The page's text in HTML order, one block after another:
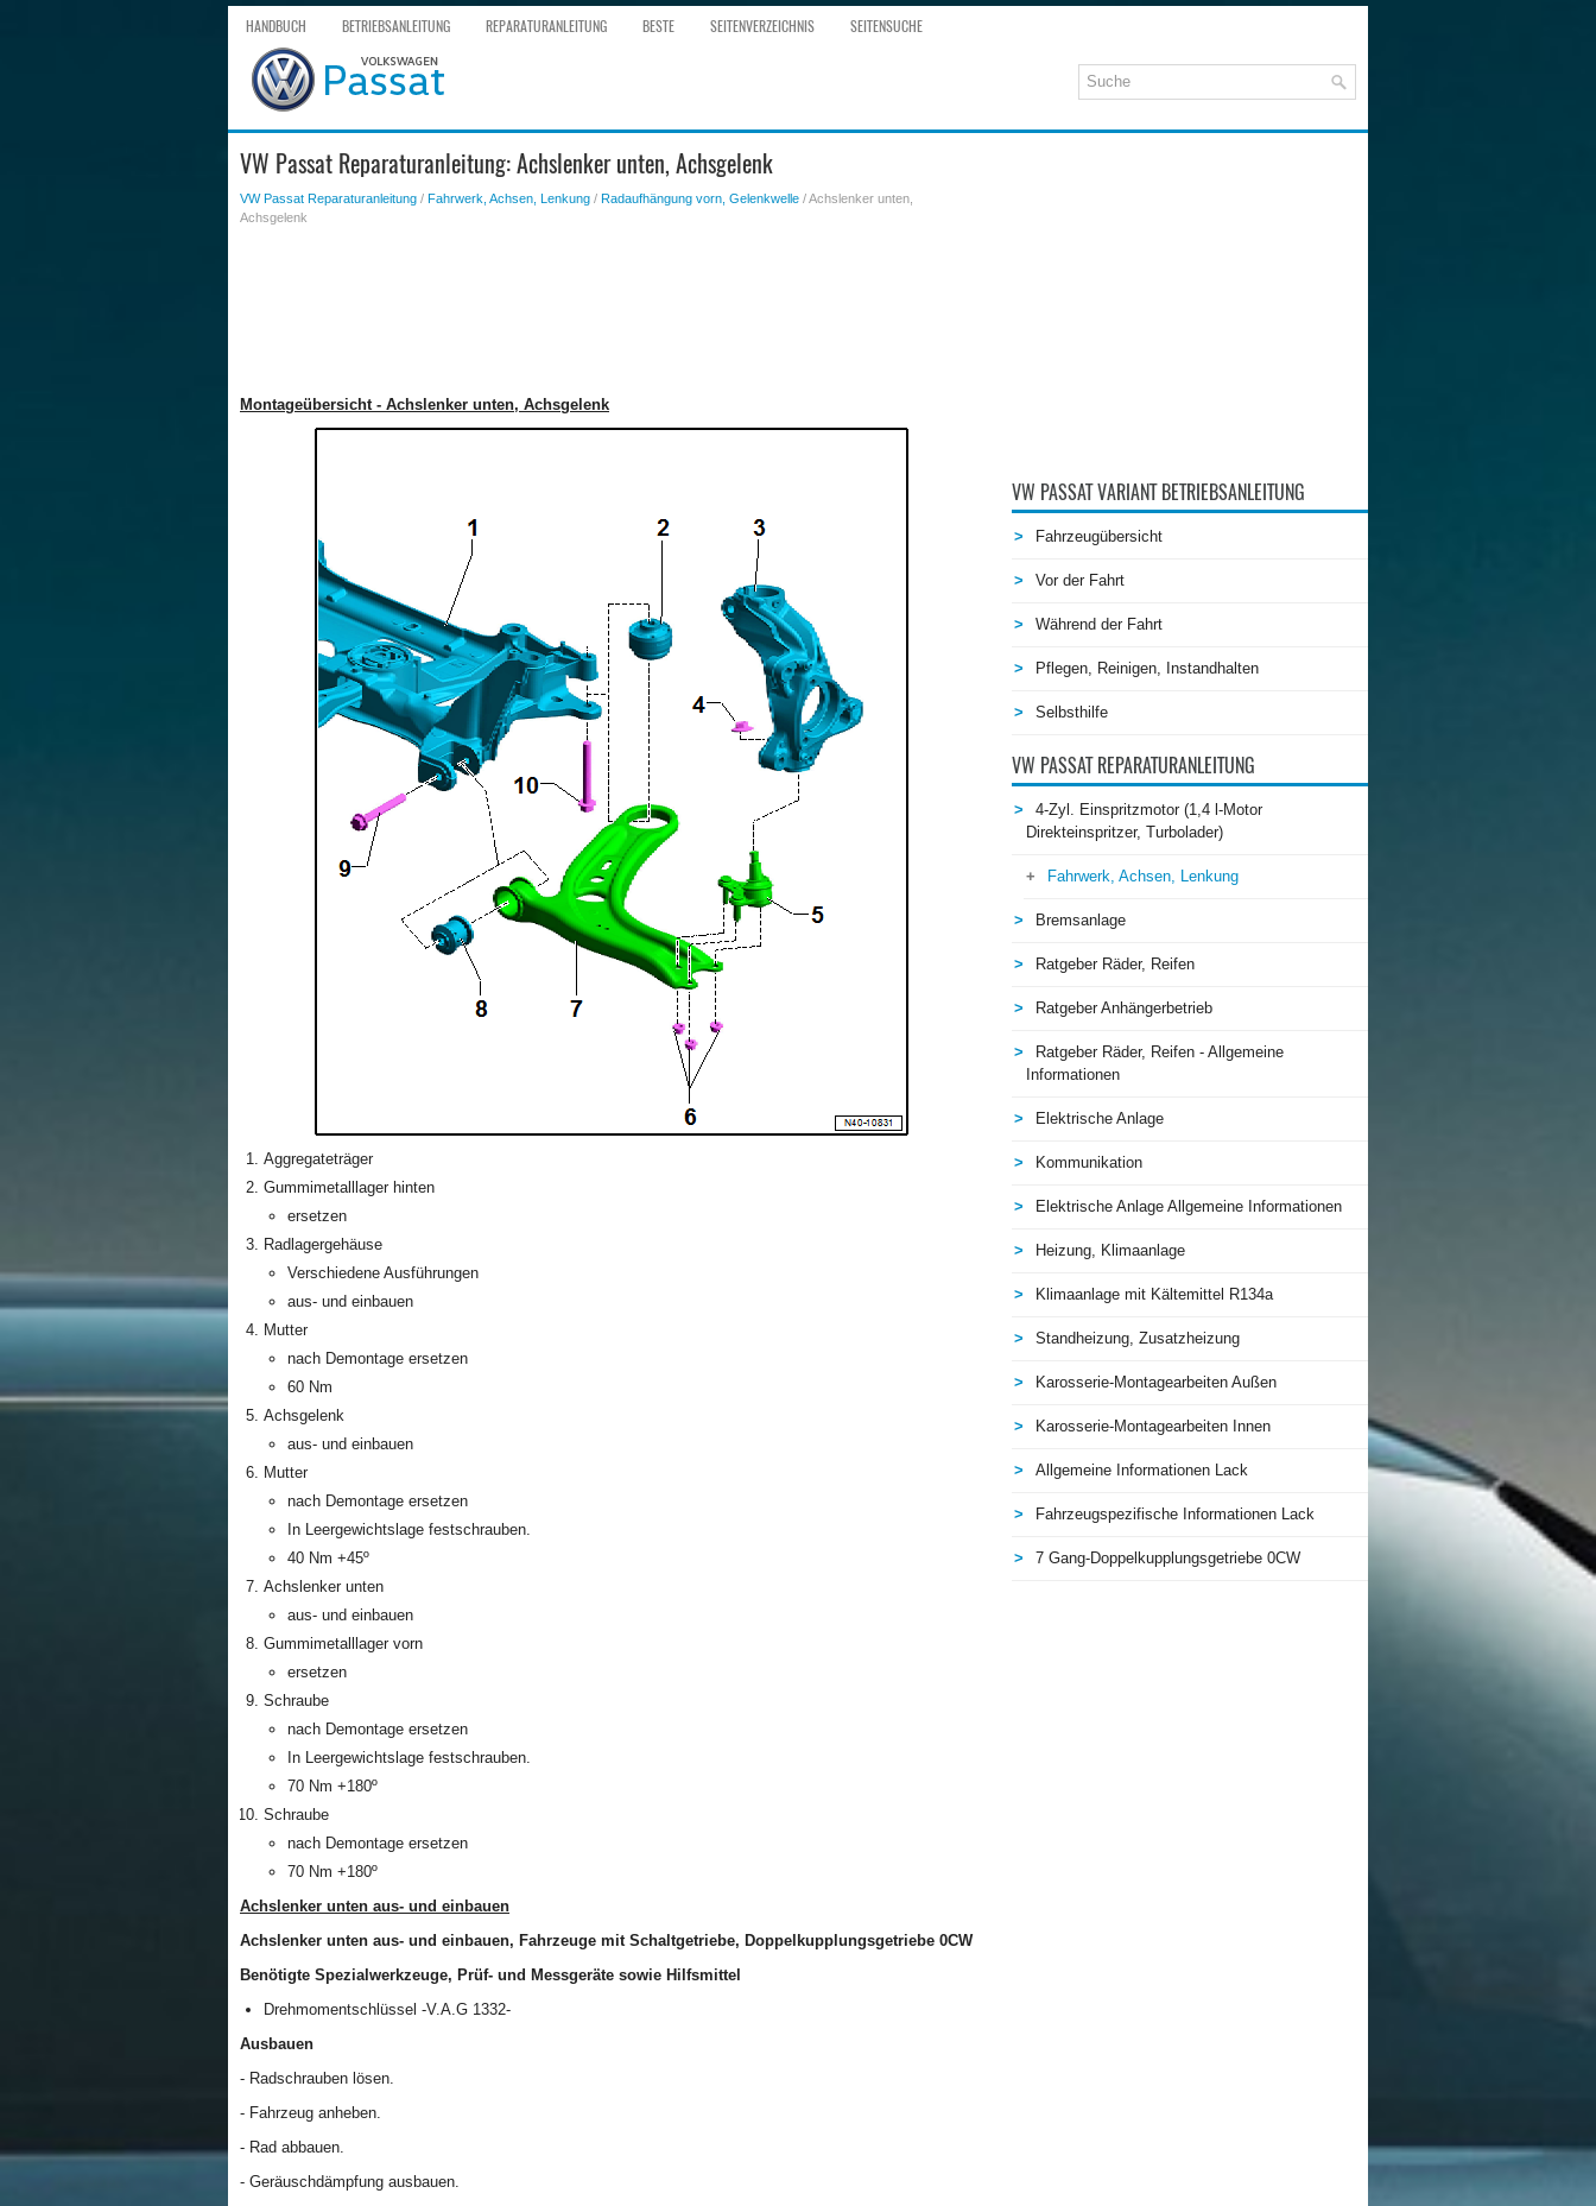
HANDBUCH BETRIEBSANLEITUNG REPARATURANLEITUNG BESTE SEITENVERZEICHNIS SEITENSUCHE
VW Passat Reparaturanleitung: Achslenker unten, Achsgelenk
VW Passat Reparaturanleitung / Fahrwerk, Achsen, Lenkung / Radaufhängung vorn, Gelenkwelle / Achslenker unten,
Achsgelenk
Montageübersicht - Achslenker unten, Achsgelenk
Aggregateträger
Gummimetalllager hinten
ersetzen
Radlagergehäuse
Verschiedene Ausführungen
aus- und einbauen
Mutter
nach Demontage ersetzen
60 Nm
Achsgelenk
aus- und einbauen
Mutter
nach Demontage ersetzen
In Leergewichtslage festschrauben.
40 Nm +45º
Achslenker unten
aus- und einbauen
Gummimetalllager vorn
ersetzen
Schraube
nach Demontage ersetzen
In Leergewichtslage festschrauben.
70 Nm +180º
Schraube
nach Demontage ersetzen
70 Nm +180º
Achslenker unten aus- und einbauen
Achslenker unten aus- und einbauen, Fahrzeuge mit Schaltgetriebe, Doppelkupplungsgetriebe 0CW
Benötigte Spezialwerkzeuge, Prüf- und Messgeräte sowie Hilfsmittel
Drehmomentschlüssel -V.A.G 1332-
Ausbauen
- Radschrauben lösen.
- Fahrzeug anheben.
- Rad abbauen.
- Geräuschdämpfung ausbauen.
VW PASSAT VARIANT BETRIEBSANLEITUNG
Fahrzeugübersicht
Vor der Fahrt
Während der Fahrt
Pflegen, Reinigen, Instandhalten
Selbsthilfe
VW PASSAT REPARATURANLEITUNG
4-Zyl. Einspritzmotor (1,4 l-Motor
Direkteinspritzer, Turbolader)
Fahrwerk, Achsen, Lenkung
Bremsanlage
Ratgeber Räder, Reifen
Ratgeber Anhängerbetrieb
Ratgeber Räder, Reifen - Allgemeine
Informationen
Elektrische Anlage
Kommunikation
Elektrische Anlage Allgemeine Informationen
Heizung, Klimaanlage
Klimaanlage mit Kältemittel R134a
Standheizung, Zusatzheizung
Karosserie-Montagearbeiten Außen
Karosserie-Montagearbeiten Innen
Allgemeine Informationen Lack
Fahrzeugspezifische Informationen Lack
7 Gang-Doppelkupplungsgetriebe 0CW